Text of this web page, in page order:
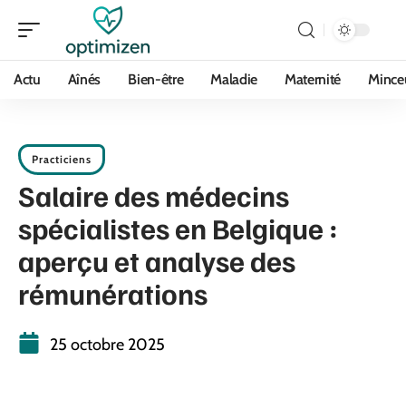
Actu Aînés Bien-être Maladie Maternité
Practiciens
Salaire des médecins
spécialistes en Belgique :
aperçu et analyse des
rémunérations
25 octobre 2025